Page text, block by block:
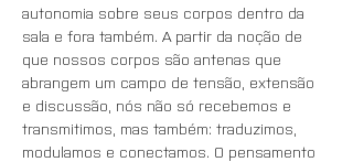
autonomia sobre seus corpos dentro da
sala e fora também. A partir da noção de
que nossos corpos são antenas que
abrangem um campo de tensão, extensão
e discussão, nós não só recebemos e
transmitimos, mas também: traduzimos,
modulamos e conectamos. O pensamento